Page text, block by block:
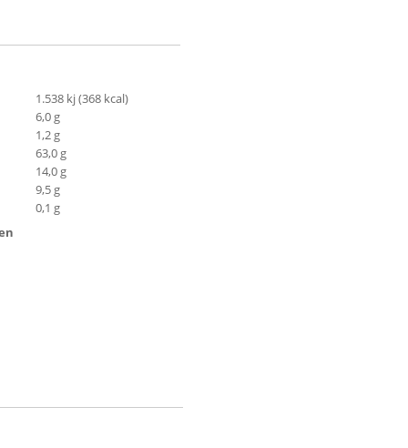
1.538 kj (368 kcal)
6,0 g
1,2 g
63,0 g
14,0 g
9,5 g
0,1 g